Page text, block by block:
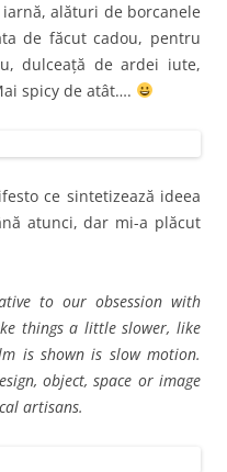
alături de borcanele
de făcut cadou, pentru
dulceață de ardei iute,
spicy de atât….
ce sintetizează ideea
atunci, dar mi-a plăcut
to our obsession with
things a little slower, like
is shown is slow motion.
object, space or image
artisans.